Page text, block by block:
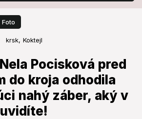
Foto
krsk, Koktejl
Pocisková pred
do kroja odhodila
nahý záber, aký v
apr. 2026 o 06:00
Pocisková pred
do kroja odhodila
nahý záber, aký v
stúpne teplota.